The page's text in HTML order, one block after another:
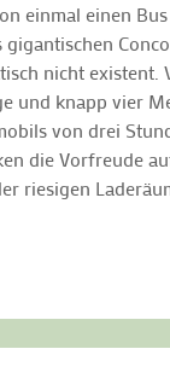
einmal einen
gigantischen
nicht existent.
und knapp vier
von drei
die Vorfreude
riesigen